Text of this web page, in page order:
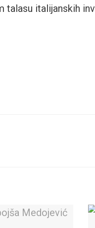
talasu italijanskih